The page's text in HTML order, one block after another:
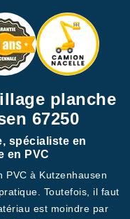
planche
67250
spécialiste en
en PVC
PVC à Kutzenhausen
Toutefois, il faut
est moindre par